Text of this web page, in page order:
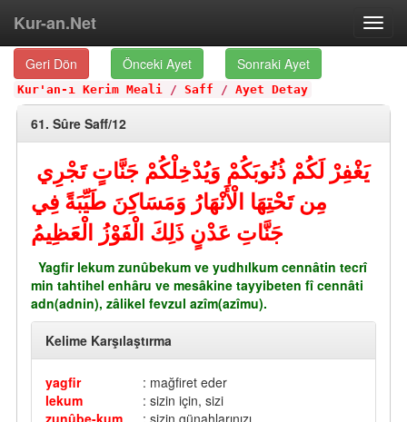
Kur-an.Net
Geri Dön Önceki Ayet Sonraki Ayet
Kur'an-ı Kerim Meali / Saff / Ayet Detay
61. Sûre Saff/12
يَغْفِرْ لَكُمْ ذُنُوبَكُمْ وَيُدْخِلْكُمْ جَنَّاتٍ تَجْرِي
مِن تَحْتِهَا الْأَنْهَارُ وَمَسَاكِنَ طَيِّبَةً فِي
جَنَّاتِ عَدْنٍ ذَلِكَ الْفَوْزُ الْعَظِيمُ
Yagfir lekum zunûbekum ve yudhılkum cennâtin tecrî
min tahtihel enhâru ve mesâkine tayyibeten fî cennâti
adn(adnin), zâlikel fevzul azîm(azîmu).
Kelime Karşılaştırma
yagfir
: mağfiret eder
lekum
: sizin için, sizi
zunûbe-kum
: sizin günahlarınızı